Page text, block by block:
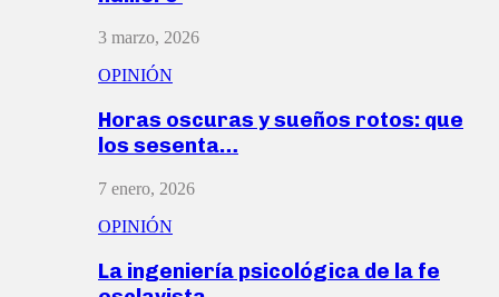
3 marzo, 2026
OPINIÓN
Horas oscuras y sueños rotos: que
los sesenta…
7 enero, 2026
OPINIÓN
La ingeniería psicológica de la fe